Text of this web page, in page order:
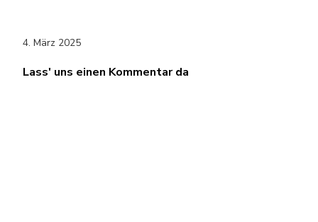
4. März 2025
Lass' uns einen Kommentar da